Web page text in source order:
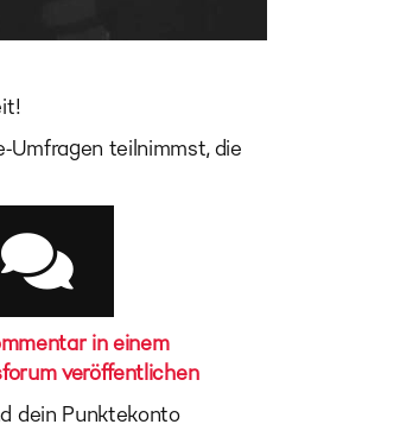
Umfragen teilnimmst, die
in einem
veröffentlichen
dein Punktekonto